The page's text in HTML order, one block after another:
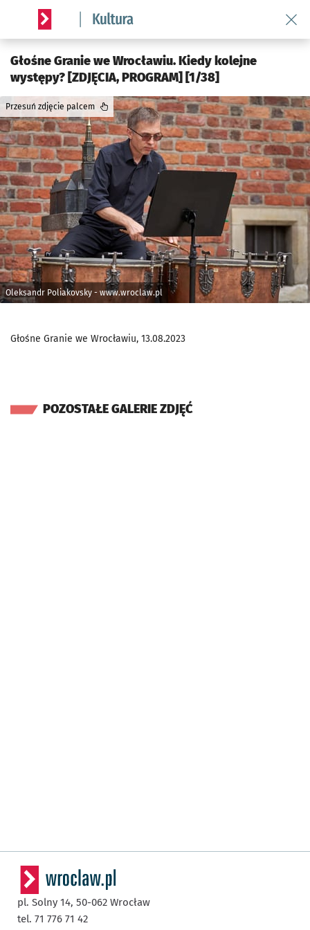
Serwis informacyjny wroclaw.pl podserwis: Kultura
Głośne Granie we Wrocławiu. Kiedy kolejne
występy? [ZDJĘCIA, PROGRAM] [1/38]
Oleksandr Poliakovsky - www.wroclaw.pl
Przesuń zdjęcie palcem
Głośne Granie we Wrocławiu, 13.08.2023
POZOSTAŁE GALERIE ZDJĘĆ
pl. Solny 14, 50-062 Wrocław
tel. 71 776 71 42